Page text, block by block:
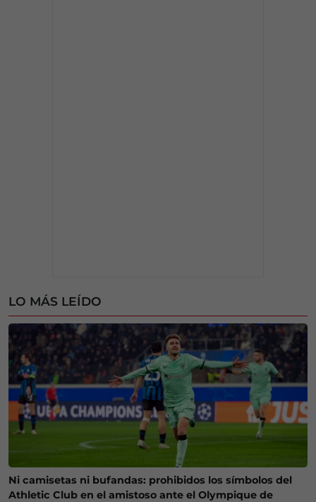
LO MÁS LEÍDO
Ni camisetas ni bufandas: prohibidos los símbolos del
Athletic Club en el amistoso ante el Olympique de